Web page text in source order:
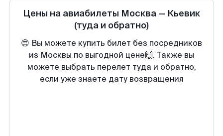
Цены на авиабилеты Москва — Кьевик
(туда и обратно)
😍 Вы можете купить билет без посредников
из Москвы по выгодной цене🙌. Также вы
можете выбрать перелет туда и обратно,
если уже знаете дату возвращения